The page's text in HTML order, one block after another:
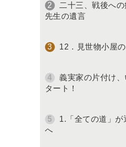
二十三、戦後へ
先生の遺言
12．見世物小屋の
義実家の片付け、
タート！
1.「全ての道」が
へ